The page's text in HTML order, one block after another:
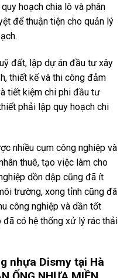
hoạch chia lô và phân
để thuận tiện cho quản lý
đất, lập dự án đầu tư xây
thiết kế và thi công đảm
tiết kiệm chi phi đầu tư
phải lập quy hoạch chi
nhiều cụm công nghiệp và
thuê, tạo việc làm cho
dồn dập cũng đã ít
trường, xong tỉnh cũng đã
công nghiệp và dần tốt
đã có hệ thống xử lý rác thải
nhựa Dismy tại Hà